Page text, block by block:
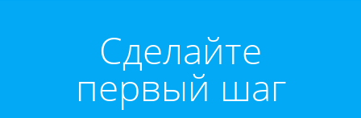
Cделайте
первый шаг